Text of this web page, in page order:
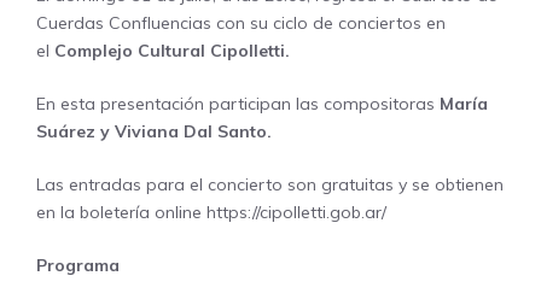
Cuerdas Confluencias con su ciclo de conciertos en
el Complejo Cultural Cipolletti.
En esta presentación participan las compositoras María
Suárez y Viviana Dal Santo.
Las entradas para el concierto son gratuitas y se obtienen
en la boletería online https://cipolletti.gob.ar/
Programa